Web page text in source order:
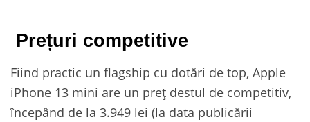
Prețuri competitive
Fiind practic un flagship cu dotări de top, Apple
iPhone 13 mini are un preț destul de competitiv,
începând de la 3.949 lei (la data publicării